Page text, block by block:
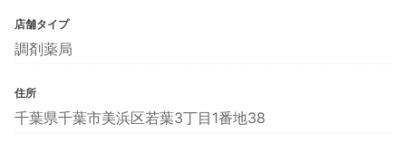
店舗タイプ
調剤薬局
住所
千葉県千葉市美浜区若葉3丁目1番地38